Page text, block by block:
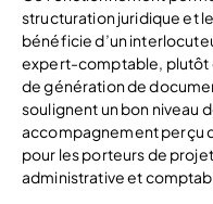
structuration juridique et
bénéficie d’un
expert-comptable, plutôt
de génération de
soulignent un bon niveau
accompagnement perçu
pour les porteurs de
administrative et